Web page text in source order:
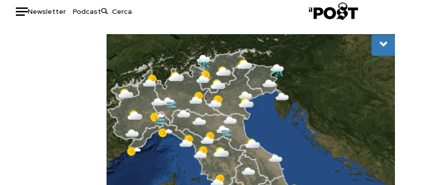
Newsletter Podcast
Auto
Moda
Libri
Consumismi
Storie/Idee
Ok Boomer!
Media
Altrecose